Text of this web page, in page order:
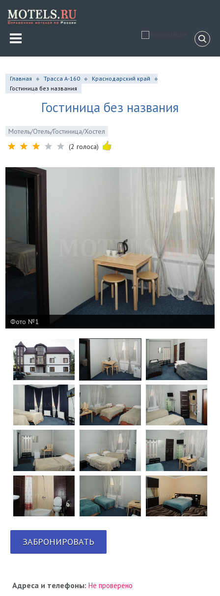
Главная Трасса А-160
Краснодарский край
Гостиница без названия
Гостиница без названия
Мотель/Отель/Гостиница/Хостел
(2 голоса)
Фото №1
ЗАБРОНИРОВАТЬ
Адреса и телефоны:Не проверено